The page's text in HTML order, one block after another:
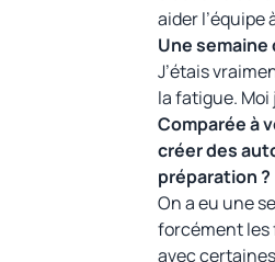
aider l’équipe
Une semaine
J’étais
la fatigue. Moi
Comparée à
créer des
préparation ?
On a eu une
forcément les
avec